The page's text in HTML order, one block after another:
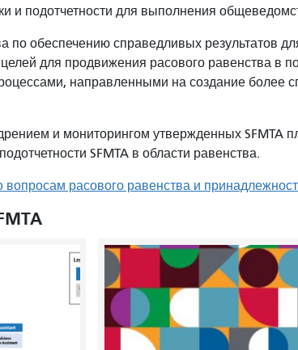
и подотчетности для выполнения
по обеспечению справедливых результатов
для продвижения расового равенства в
направленными на создание
и мониторингом утвержденных SFMTA
SFMTA в области равенства.
расового равенства и